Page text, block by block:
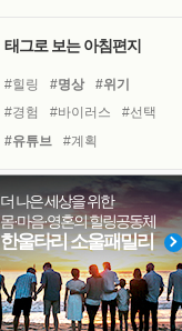
꿈이 실제가 되는 것
'말 타는 법'을 먼저
졸업식 사진을 보며
극심한 변비, 어깨결림, 수면 장애
아픈 아버지를 위한 공간 설계
슬럼프
태그로 보는 아침편지
#힐링 #명상
#위기
#경험
#바이러스
#선택
#유튜브
#계획
#나눔
#삶
#면역력
#극복
#사람
#독서
#비전캠프
#링컨학교
#리더
#희망
#건강
#다짐
#아이들
더 나은 세상을 위한
몸·마음·영혼의 힐링공동체
한울타리 소울패밀리